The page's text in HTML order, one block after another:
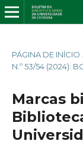
PÁGINA DE INÍCIO
N.º 53/54 (2024):
Marcas